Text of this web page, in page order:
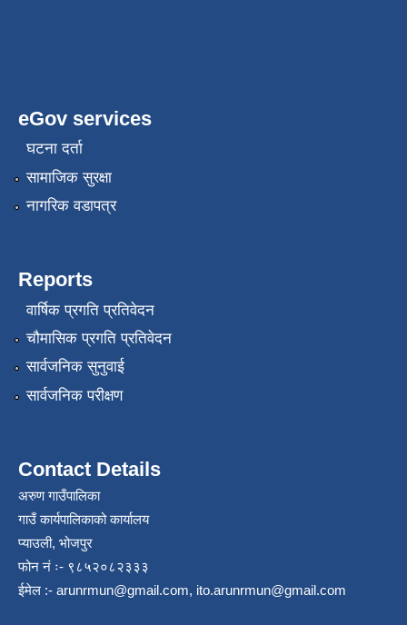
eGov services
घटना दर्ता
सामाजिक सुरक्षा
नागरिक वडापत्र
Reports
वार्षिक प्रगति प्रतिवेदन
चौमासिक प्रगति प्रतिवेदन
सार्वजनिक सुनुवाई
सार्वजनिक परीक्षण
Contact Details
अरुण गाउँपालिका
गाउँ कार्यपालिकाको कार्यालय
प्याउली, भोजपुर
फोन नं ः- ९८५२०८२३३३
ईमेल :- arunrmun@gmail.com, ito.arunrmun@gmail.com